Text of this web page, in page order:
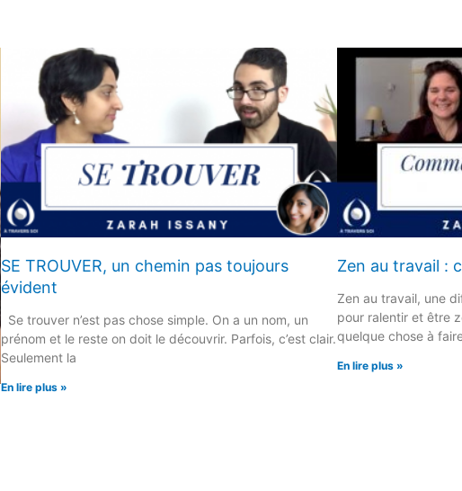
SE TROUVER, un chemin pas toujours
évident
Se trouver n’est pas chose simple. On a un nom, un
prénom et le reste on doit le découvrir. Parfois, c’est clair.
Seulement la
En lire plus »
Zen au travail :
Zen au travail, une
pour ralentir et être
quelque chose à
En lire plus »